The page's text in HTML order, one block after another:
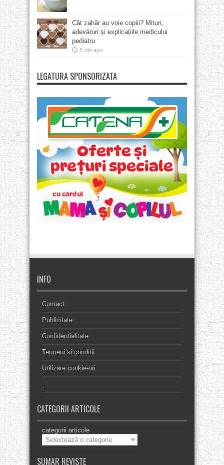
Cât zahăr au voie copiii? Mituri,
adevăruri și explicațiile medicului
pediatru
8 zile ago
LEGATURA SPONSORIZATA
INFO
Contact
Publicitate
Confidentialitate
Termeni si conditii
Utilizare cookie-uri
CATEGORII ARTICOLE
categorii articole
SUMAR REVISTE